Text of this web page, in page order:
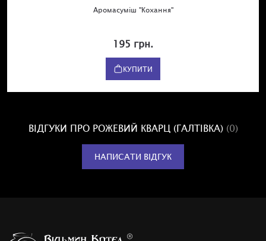
Аромасуміш "Кохання"
195 грн.
КУПИТИ
ВІДГУКИ ПРО РОЖЕВИЙ КВАРЦ (ГАЛТІВКА) (0)
НАПИСАТИ ВІДГУК